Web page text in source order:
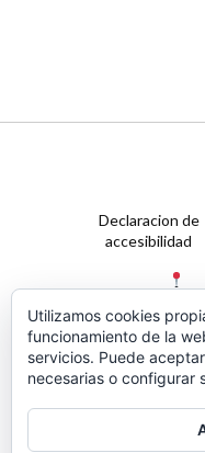
Declaracion de
accesibilidad
Jaime
III, Nº
2, 6ºF,
Palma
de
Utilizamos cookies
funcionamiento de la
servicios. Puede
necesarias o configurar